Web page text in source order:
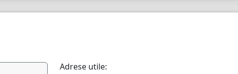
Adrese utile: